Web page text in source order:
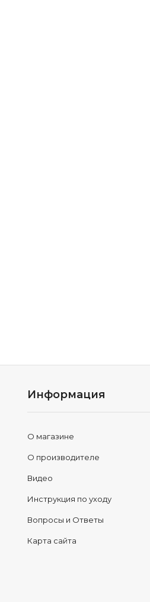
Информация
О магазине
О производителе
Видео
Инструкция по уходу
Вопросы и Ответы
Карта сайта